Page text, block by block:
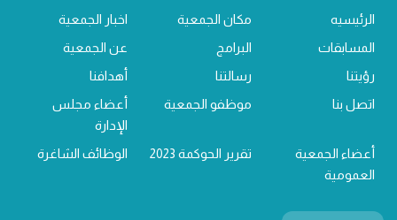
الرئيسيه مكان الجمعية
اخبار الجمعية
المسابقات
البرامج
عن الجمعية
رؤيتنا
رسالتنا
أهدافنا
اتصل بنا
موظفو الجمعية
أعضاء مجلس
الإدارة
أعضاء الجمعية
العمومية
تقرير الحوكمة 2023 الوظائف الشاغرة